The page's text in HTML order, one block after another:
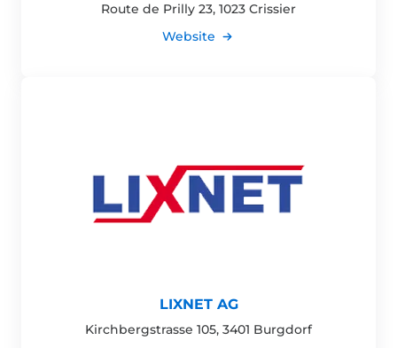
Route de Prilly 23, 1023 Crissier
Website
LIXNET AG
Kirchbergstrasse 105, 3401 Burgdorf